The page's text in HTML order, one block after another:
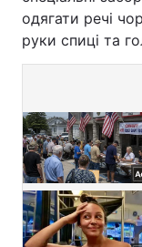
одягати речі
руки спиці та